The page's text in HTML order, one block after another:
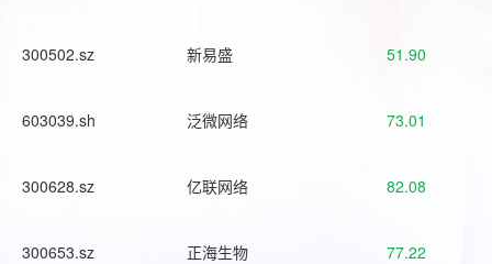
300502.sz 新易盛 51.90
603039.sh 泛微网络 73.01
300628.sz 亿联网络 82.08
300653.sz 正海生物 77.22